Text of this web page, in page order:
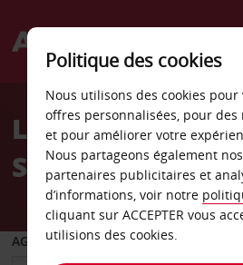
Welcome
AvisLocation de
Sittensen
AGENCE DE DÉPART
Politique des cookies
Nous utilisons des cookies
offres personnalisées, pour des
et pour améliorer votre
Nous partageons également
partenaires publicitaires et
d’informations, voir notre
cliquant sur ACCEPTER vous
utilisions des cookies.